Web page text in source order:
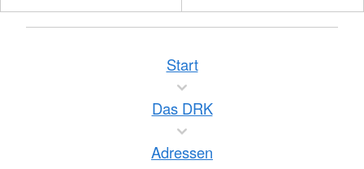
Start
Das DRK
Adressen